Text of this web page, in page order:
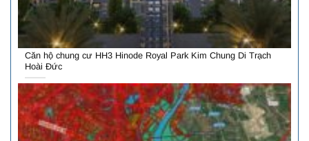
Căn hộ chung cư HH3 Hinode Royal Park Kim Chung Di Trạch
Hoài Đức